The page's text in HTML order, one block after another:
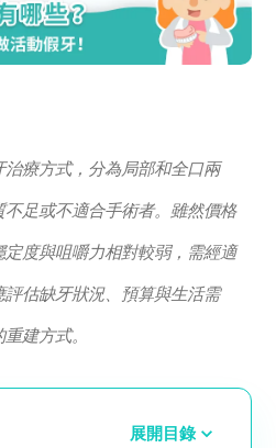
療方式，分為局部和全口兩
足或不適合手術者。雖然價格
度與咀嚼力相對較弱，需經適
估缺牙狀況、預算與生活需
建方式。
展開目錄